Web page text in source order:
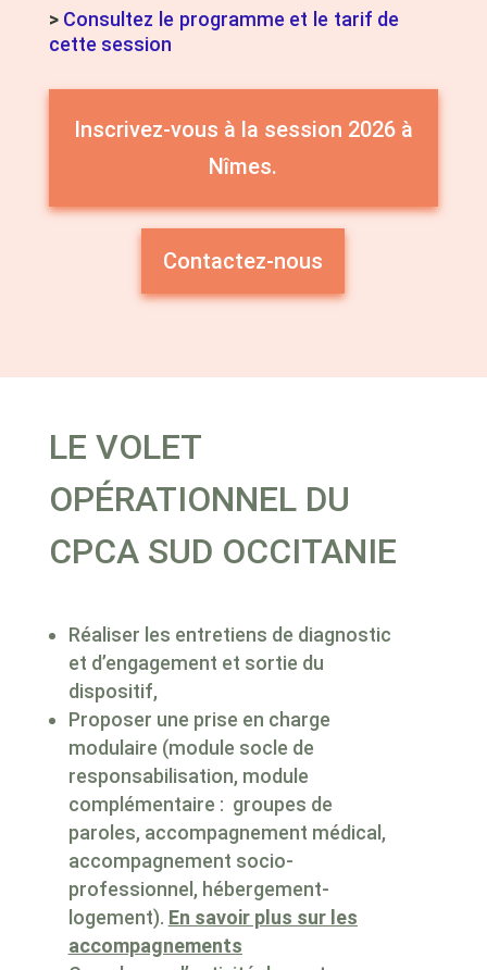
> Consultez le programme et le tarif de
cette session
Inscrivez-vous à la session 2026 à
Nîmes.
Contactez-nous
LE VOLET
OPÉRATIONNEL DU
CPCA SUD OCCITANIE
Réaliser les entretiens de diagnostic
et d’engagement et sortie du
dispositif,
Proposer une prise en charge
modulaire (module socle de
responsabilisation, module
complémentaire : groupes de
paroles, accompagnement médical,
accompagnement socio-
professionnel, hébergement-
logement). En savoir plus sur les
accompagnements